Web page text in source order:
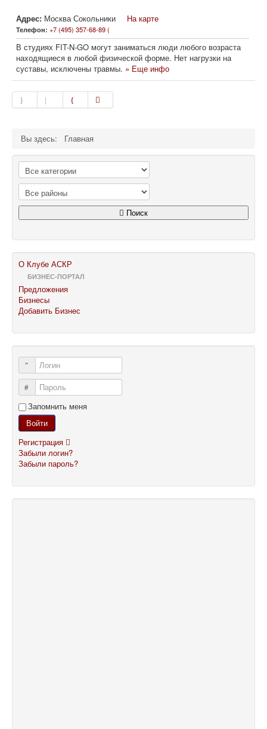
Адрес: Москва Сокольники На карте
Телефон: +7 (495) 357-68-89 (
В студиях FIT-N-GO могут заниматься люди любого возраста
находящиеся в любой физической форме. Нет нагрузки на
суставы, исключены травмы. » Еще инфо
Вы здесь: Главная
Поиск
О Клубе АСКР
БИЗНЕС-ПОРТАЛ
Предложения
Бизнесы
Добавить Бизнес
Логин
Пароль
Запомнить меня
Войти
Регистрация
Забыли логин?
Забыли пароль?